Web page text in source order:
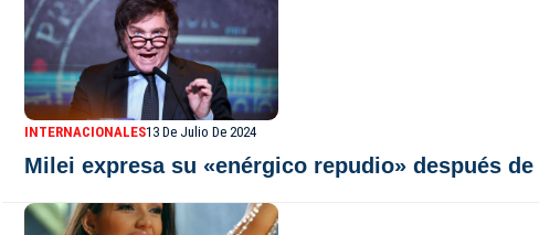
INTERNACIONALES13 De Julio De 2024
Milei expresa su «enérgico repudio» después